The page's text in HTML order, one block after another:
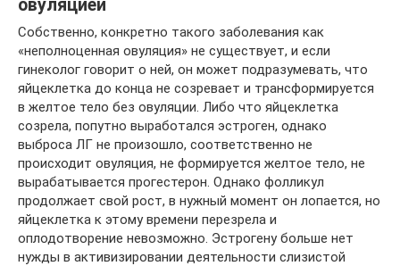
овуляцией
Собственно, конкретно такого заболевания как
«неполноценная овуляция» не существует, и если
гинеколог говорит о ней, он может подразумевать, что
яйцеклетка до конца не созревает и трансформируется
в желтое тело без овуляции. Либо что яйцеклетка
созрела, попутно выработался эстроген, однако
выброса ЛГ не произошло, соответственно не
происходит овуляция, не формируется желтое тело, не
вырабатывается прогестерон. Однако фолликул
продолжает свой рост, в нужный момент он лопается, но
яйцеклетка к этому времени перезрела и
оплодотворение невозможно. Эстрогену больше нет
нужды в активизировании деятельности слизистой